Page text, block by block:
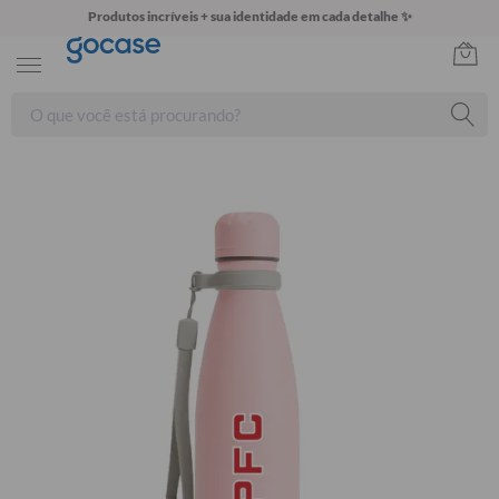
Produtos incríveis + sua identidade em cada detalhe ✨